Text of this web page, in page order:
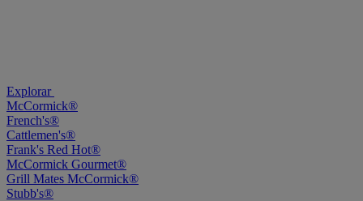
Explorar
McCormick®
French's®
Cattlemen's®
Frank's Red Hot®
McCormick Gourmet®
Grill Mates McCormick®
Stubb's®